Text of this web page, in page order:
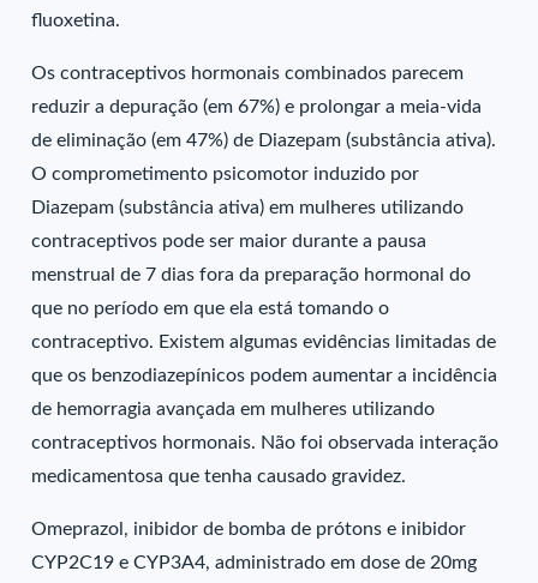
fluoxetina.
Os contraceptivos hormonais combinados parecem
reduzir a depuração (em 67%) e prolongar a meia-vida
de eliminação (em 47%) de Diazepam (substância ativa).
O comprometimento psicomotor induzido por
Diazepam (substância ativa) em mulheres utilizando
contraceptivos pode ser maior durante a pausa
menstrual de 7 dias fora da preparação hormonal do
que no período em que ela está tomando o
contraceptivo. Existem algumas evidências limitadas de
que os benzodiazepínicos podem aumentar a incidência
de hemorragia avançada em mulheres utilizando
contraceptivos hormonais. Não foi observada interação
medicamentosa que tenha causado gravidez.
Omeprazol, inibidor de bomba de prótons e inibidor
CYP2C19 e CYP3A4, administrado em dose de 20mg